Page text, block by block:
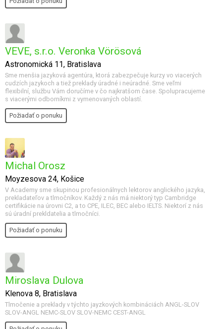
VEVE, s.r.o. Veronka Vörösová
Astronomická 11, Bratislava
Sme menšia jazyková agentúra, ktorá zabezpečuje kurzy vo viacerých
cudzích jazykoch a tiež preklady úradné i neúradné. Sme veľmi
flexibilní, službu Vám doručíme v čo najkratšom čase. Spolupracujeme
s viacerými odborníkmi z vymenovaných oblastí.
Požiadať o ponuku
Michal Orosz
Moyzesova 24, Košice
V Academy sme skupinou profesionálnych lektorov anglického jazyka,
prekladateľov a tlmočníkov. Každý z nás má niektorý typ Cambridge
certifikácie na úrovni C2, a to CPE, ILEC, BEC alebo IELTS. Niektorí z nás
sú úradní prekldatelia a tlmočníci.
Požiadať o ponuku
Miroslava Dulova
Klenova 8, Bratislava
Tlmočenie a preklady v týchto jayzkových kombináciách ANGL-SLOV
SLOV-ANGL NEMC-SLOV SLOV-NEMC CEST-ANGL